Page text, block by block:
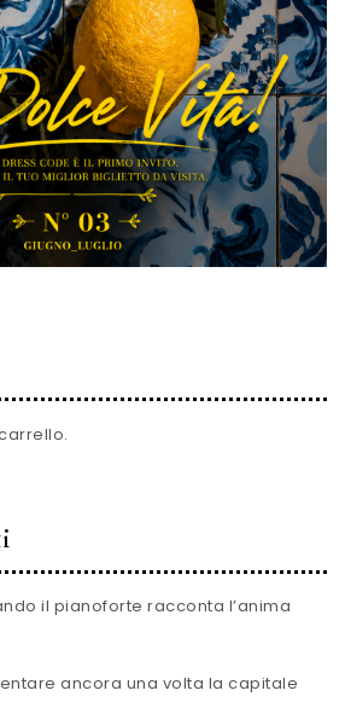
il pianoforte racconta l’anima
ancora una volta la capitale